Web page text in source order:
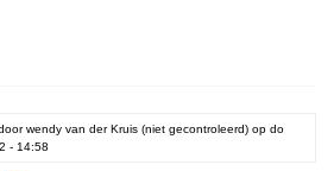
wendy van der Kruis (niet gecontroleerd)op do
- 14:58